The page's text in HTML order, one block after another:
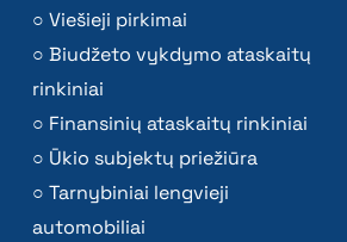
Viešieji pirkimai
Biudžeto vykdymo ataskaitų
rinkiniai
Finansinių ataskaitų rinkiniai
Ūkio subjektų priežiūra
Tarnybiniai lengvieji
automobiliai